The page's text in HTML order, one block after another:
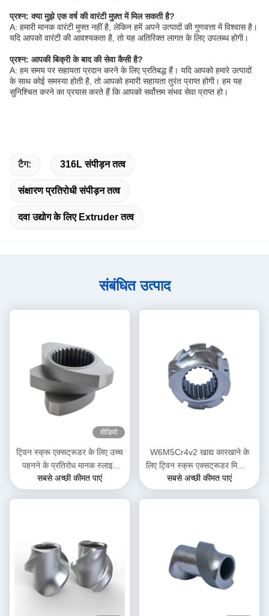
प्रश्न: क्या मुझे एक वर्ष की वारंटी मुफ़्त में मिल सकती है?
A: हमारी मानक वारंटी मुफ्त नहीं है, लेकिन हमें अपने उत्पादों की गुणवत्ता में विश्वास है।
यदि आपको वारंटी की आवश्यकता है, तो यह अतिरिक्त लागत के लिए उपलब्ध होगी।
प्रश्न: आपकी बिक्री के बाद की सेवा कैसी है?
A: हम समय पर सहायता प्रदान करने के लिए प्रतिबद्ध हैं। यदि आपको हमारे उत्पादों
के साथ कोई समस्या होती है, तो आपको हमारी सहायता तुरंत प्राप्त होगी। हम यह
सुनिश्चित करने का प्रयास करते हैं कि आपको सर्वोत्तम संभव सेवा प्राप्त हो।
टैग: 316L संपीड़न तत्व
संक्षारण प्रतिरोधी संपीड़न तत्व
दवा उद्योग के लिए Extruder तत्व
संबंधित उत्पाद
वीडियो
ट्विन स्क्रू एक्सट्रूडर के लिए उच्च
पहनने के प्रतिरोध मानक स्लाइन
घुमावदार ब्लॉक
सबसे अच्छी कीमत पाएं
W6M5Cr4v2 खाद्य कारखाने के
लिए ट्विन स्क्रू एक्सट्रूडर मिक्सिंग
स्क्रू एलिमेंट
सबसे अच्छी कीमत पाएं